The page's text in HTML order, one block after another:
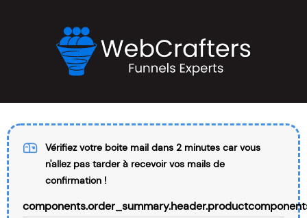
Vérifiez votre boite mail dans 2 minutes car vous
n'allez pas tarder à recevoir vos mails de
confirmation !
components.order_summary.header.product